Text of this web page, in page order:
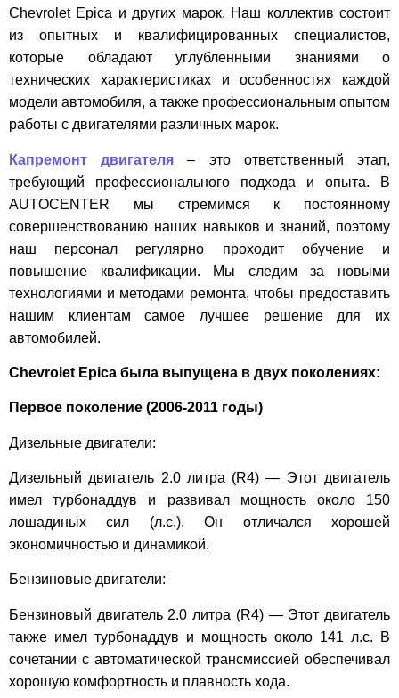
Chevrolet Epica и других марок. Наш коллектив состоит
из опытных и квалифицированных специалистов,
которые обладают углубленными знаниями о
технических характеристиках и особенностях каждой
модели автомобиля, а также профессиональным опытом
работы с двигателями различных марок.
Капремонт двигателя – это ответственный этап,
требующий профессионального подхода и опыта. В
AUTOCENTER мы стремимся к постоянному
совершенствованию наших навыков и знаний, поэтому
наш персонал регулярно проходит обучение и
повышение квалификации. Мы следим за новыми
технологиями и методами ремонта, чтобы предоставить
нашим клиентам самое лучшее решение для их
автомобилей.
Chevrolet Epica была выпущена в двух поколениях:
Первое поколение (2006-2011 годы)
Дизельные двигатели:
Дизельный двигатель 2.0 литра (R4) — Этот двигатель
имел турбонаддув и развивал мощность около 150
лошадиных сил (л.с.). Он отличался хорошей
экономичностью и динамикой.
Бензиновые двигатели:
Бензиновый двигатель 2.0 литра (R4) — Этот двигатель
также имел турбонаддув и мощность около 141 л.с. В
сочетании с автоматической трансмиссией обеспечивал
хорошую комфортность и плавность хода.